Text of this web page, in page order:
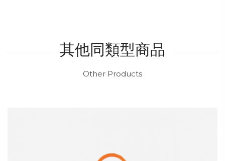
其他同類型商品
Other Products